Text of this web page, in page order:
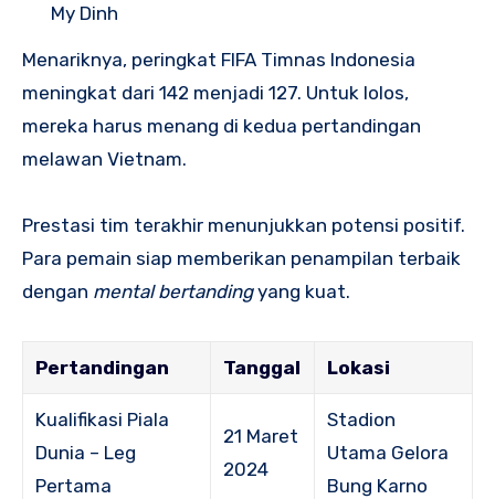
My Dinh
Menariknya, peringkat FIFA Timnas Indonesia
meningkat dari 142 menjadi 127. Untuk lolos,
mereka harus menang di kedua pertandingan
melawan Vietnam.
Prestasi tim terakhir menunjukkan potensi positif.
Para pemain siap memberikan penampilan terbaik
dengan mental bertandingyang kuat.
Pertandingan Tanggal Lokasi
Kualifikasi Piala
Dunia – Leg
Pertama
21 Maret
2024
Stadion
Utama Gelora
Bung Karno